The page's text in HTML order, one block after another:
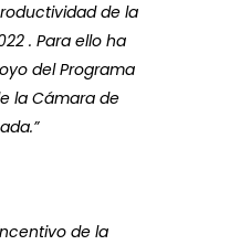
de la
. Para ello ha
del Programa
la Cámara de
de la